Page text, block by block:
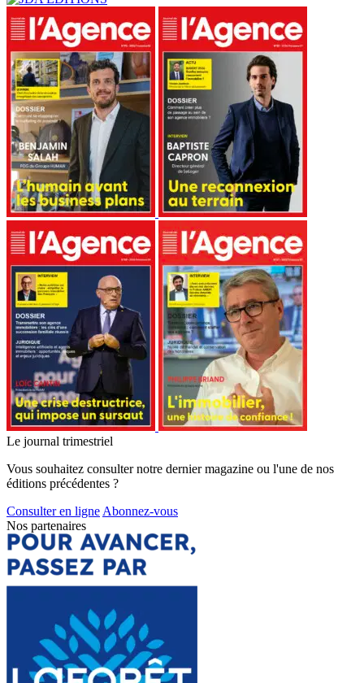
Le journal trimestriel
Vous souhaitez consulter notre dernier magazine ou l'une de nos
éditions précédentes ?
Consulter en ligne Abonnez-vous
Nos partenaires